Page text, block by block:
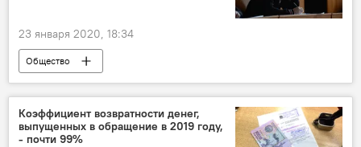
23 января 2020, 18:34
Общество
Санкт-Петербургский горный университет
Образование
Узбекистан
Коэффициент возвратности денег,
выпущенных в обращение в 2019 году,
- почти 99%